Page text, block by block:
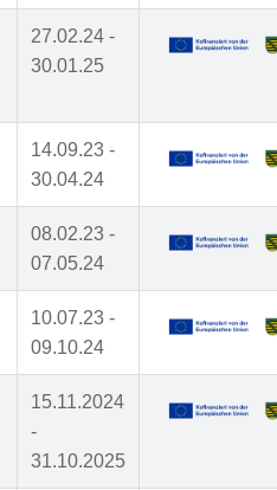
27.02.24 -
30.01.25
14.09.23 -
30.04.24
08.02.23 -
07.05.24
10.07.23 -
09.10.24
15.11.2024
-
31.10.2025